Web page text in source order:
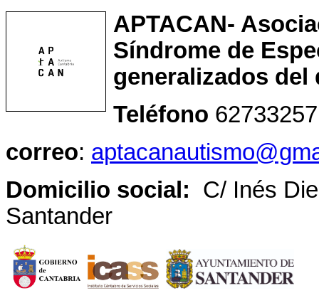
APTACAN-
Síndrome de
generalizados del
Teléfono
correo:
Domicilio social: C/ Inés
Santander